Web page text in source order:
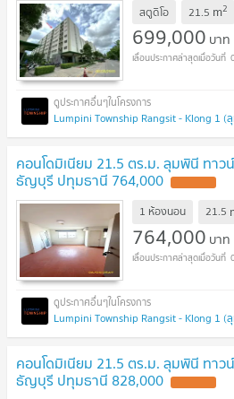
สตูดิโอ 21.5 m2
699,000 บาท
Lumpini Township Rangsit - Klong 1
คอนโดมิเนียม 21.5 ตร.ม. ลุมพินี ทาว
ธัญบุรี ปทุมธานี 764,000
1 ห้องนอน 21.5
764,000 บาท
Lumpini Township Rangsit - Klong 1
คอนโดมิเนียม 21.5 ตร.ม. ลุมพินี ทา
ธัญบุรี ปทุมธานี 828,000